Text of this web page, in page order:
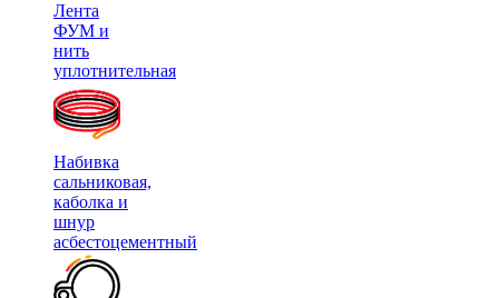
Лента
ФУМ и
нить
уплотнительная
Набивка
сальниковая,
каболка и
шнур
асбестоцементный